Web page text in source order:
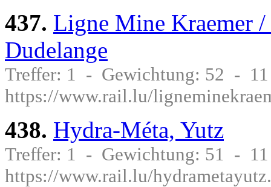
437. Ligne Mine Kraemer /
Dudelange
Treffer: 1 - Gewichtung: 52 -
https://www.rail.lu/
438. Hydra-Méta, Yutz
Treffer: 1 - Gewichtung: 51 -
https://www.rail.lu/